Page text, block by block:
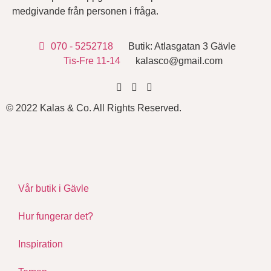
medgivande från personen i fråga.
070 - 5252718
Butik: Atlasgatan 3 Gävle
Tis-Fre 11-14
kalasco@gmail.com
© 2022 Kalas & Co. All Rights Reserved.
Vår butik i Gävle
Hur fungerar det?
Inspiration